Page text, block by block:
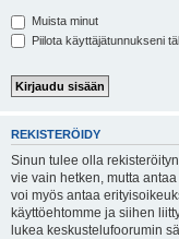
Muista minut
Piilota käyttäjätunnukseni
REKISTERÖIDY
Sinun tulee olla
vie vain hetken, mutta
voi myös antaa
käyttöehtomme ja siihen
lukea keskustelufoorumin